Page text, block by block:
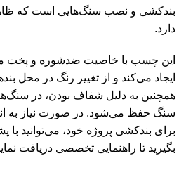
بندکشی و نصب سنگ‌هایی است که
دارد.
این چسب با خاصیت ضدشوره و پخت
ایجاد می‌کند و از تغییر رنگ در محل
همچنین به دلیل شفاف بودن، در
سنگ حفظ می‌شود. در صورت نیاز به
برای بندکشی پروژه خود، می‌توانید با
بگیرید تا راهنمایی تخصصی دریافت